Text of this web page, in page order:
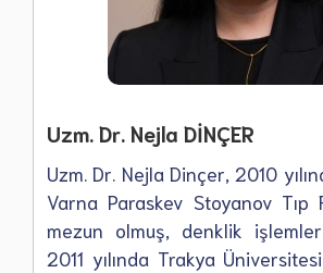
Uzm. Dr. Nejla DİNÇER
Uzm. Dr. Nejla Dinçer, 2010
Varna Paraskev Stoyanov Tıp
mezun olmuş, denklik
2011 yılında Trakya